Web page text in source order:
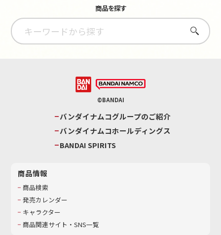
商品を探す
さがす
©BANDAI
バンダイナムコグループのご紹介
バンダイナムコホールディングス
BANDAI SPIRITS
商品情報
商品検索
発売カレンダー
キャラクター
商品関連サイト・SNS一覧